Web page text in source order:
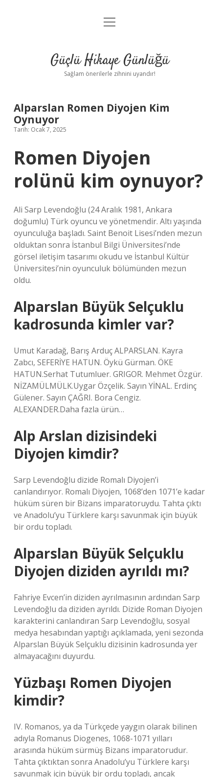
Anasayfa
Yasal Uyarı
menüyü
Güçlü Hikaye Günlüğü
Sağlam önerilerle zihnini uyandır!
Alparslan Romen Diyojen Kim
Oynuyor
Tarih: Ocak 7, 2025
Romen Diyojen
rolünü kim oynuyor?
Ali Sarp Levendoğlu (24 Aralık 1981, Ankara
doğumlu) Türk oyuncu ve yönetmendir. Altı yaşında
oyunculuğa başladı. Saint Benoit Lisesi’nden mezun
olduktan sonra İstanbul Bilgi Üniversitesi’nde
görsel iletişim tasarımı okudu ve İstanbul Kültür
Üniversitesi’nin oyunculuk bölümünden mezun
oldu.
Alparslan Büyük Selçuklu
kadrosunda kimler var?
Umut Karadağ, Barış Arduç ALPARSLAN. Kayra
Zabcı, SEFERİYE HATUN. Öykü Gürman. ÖKE
HATUN.Serhat Tutumluer. GRIGOR. Mehmet Özgür.
NİZAMÜLMÜLK.Uygar Özçelik. Sayın YİNAL. Erdinç
Gülener. Sayın ÇAĞRI. Bora Cengiz.
ALEXANDER.Daha fazla ürün…
Alp Arslan dizisindeki
Diyojen kimdir?
Sarp Levendoğlu dizide Romalı Diyojen’i
canlandırıyor. Romalı Diyojen, 1068’den 1071’e kadar
hüküm süren bir Bizans imparatoruydu. Tahta çıktı
ve Anadolu’yu Türklere karşı savunmak için büyük
bir ordu topladı.
Alparslan Büyük Selçuklu
Diyojen diziden ayrıldı mı?
Fahriye Evcen’in diziden ayrılmasının ardından Sarp
Levendoğlu da diziden ayrıldı. Dizide Roman Diyojen
karakterini canlandıran Sarp Levendoğlu, sosyal
medya hesabından yaptığı açıklamada, yeni sezonda
Alparslan Büyük Selçuklu dizisinin kadrosunda yer
almayacağını duyurdu.
Yüzbaşı Romen Diyojen
kimdir?
IV. Romanos, ya da Türkçede yaygın olarak bilinen
adıyla Romanus Diogenes, 1068-1071 yılları
arasında hüküm sürmüş Bizans imparatorudur.
Tahta çıktıktan sonra Anadolu’yu Türklere karşı
savunmak için büyük bir ordu topladı, ancak